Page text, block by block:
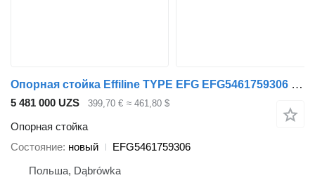
Опорная стойка Effiline TYPE EFG EFG5461759306 для полуприцепа
5 481 000 UZS 399,70 € ≈ 461,80 $
Опорная стойка
Состояние новый
EFG5461759306
Польша, Dąbrówka